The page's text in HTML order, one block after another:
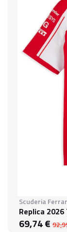
Scuderia
Replica
69,74 €